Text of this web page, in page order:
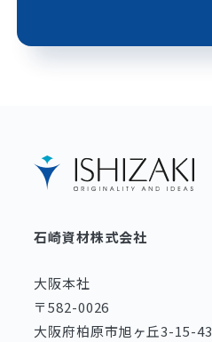
石崎資材株式会社
大阪本社
〒582-0026
大阪府柏原市旭ヶ丘3-15-43